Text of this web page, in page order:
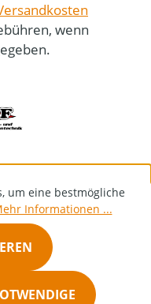
wenn
um eine bestmögliche
Informationen ...